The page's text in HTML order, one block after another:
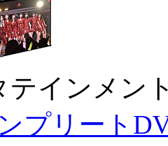
テインメン
プリート